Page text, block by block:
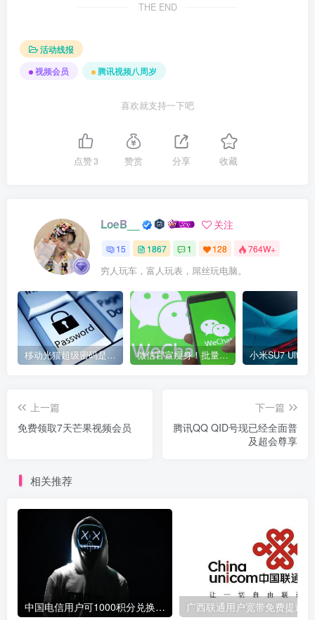
THE END
活动线报
视频会员
腾讯视频八周岁
喜欢就支持一下吧
点赞3 赞赏 分享 收藏
LoeB__ 关注
15 1867 1 128 764W+
穷人玩车，富人玩表，屌丝玩电脑。
移动光猫超级密码是多少？移动光猫超级管理员后台账号与密码 微信官宣瘦身！批量清理原图新功能来了 安卓、iOS均可使用
上一篇
免费领取7天芒果视频会员
下一篇
腾讯QQ QID号现已经全面普
及超会尊享
相关推荐
中国电信用户可1000积分兑换10元话费